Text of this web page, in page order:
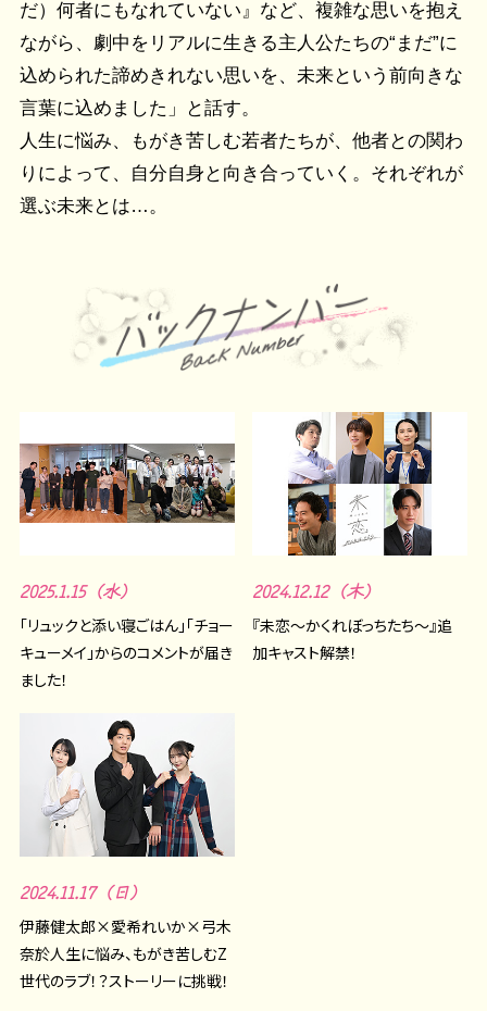
だ）何者にもなれていない』など、複雑な思いを抱え
ながら、劇中をリアルに生きる主人公たちの“まだ”に
込められた諦めきれない思いを、未来という前向きな
言葉に込めました」と話す。
人生に悩み、もがき苦しむ若者たちが、他者との関わ
りによって、自分自身と向き合っていく。それぞれが
選ぶ未来とは…。
2025.1.15（水）
「リュックと添い寝ごはん」「チョー
キューメイ」からのコメントが届き
ました！
2024.12.12（木）
『未恋～かくれぼっちたち～』追
加キャスト解禁！
2024.11.17（日）
伊藤健太郎×愛希れいか×弓木
奈於人生に悩み、もがき苦しむZ
世代のラブ！？ストーリーに挑戦！